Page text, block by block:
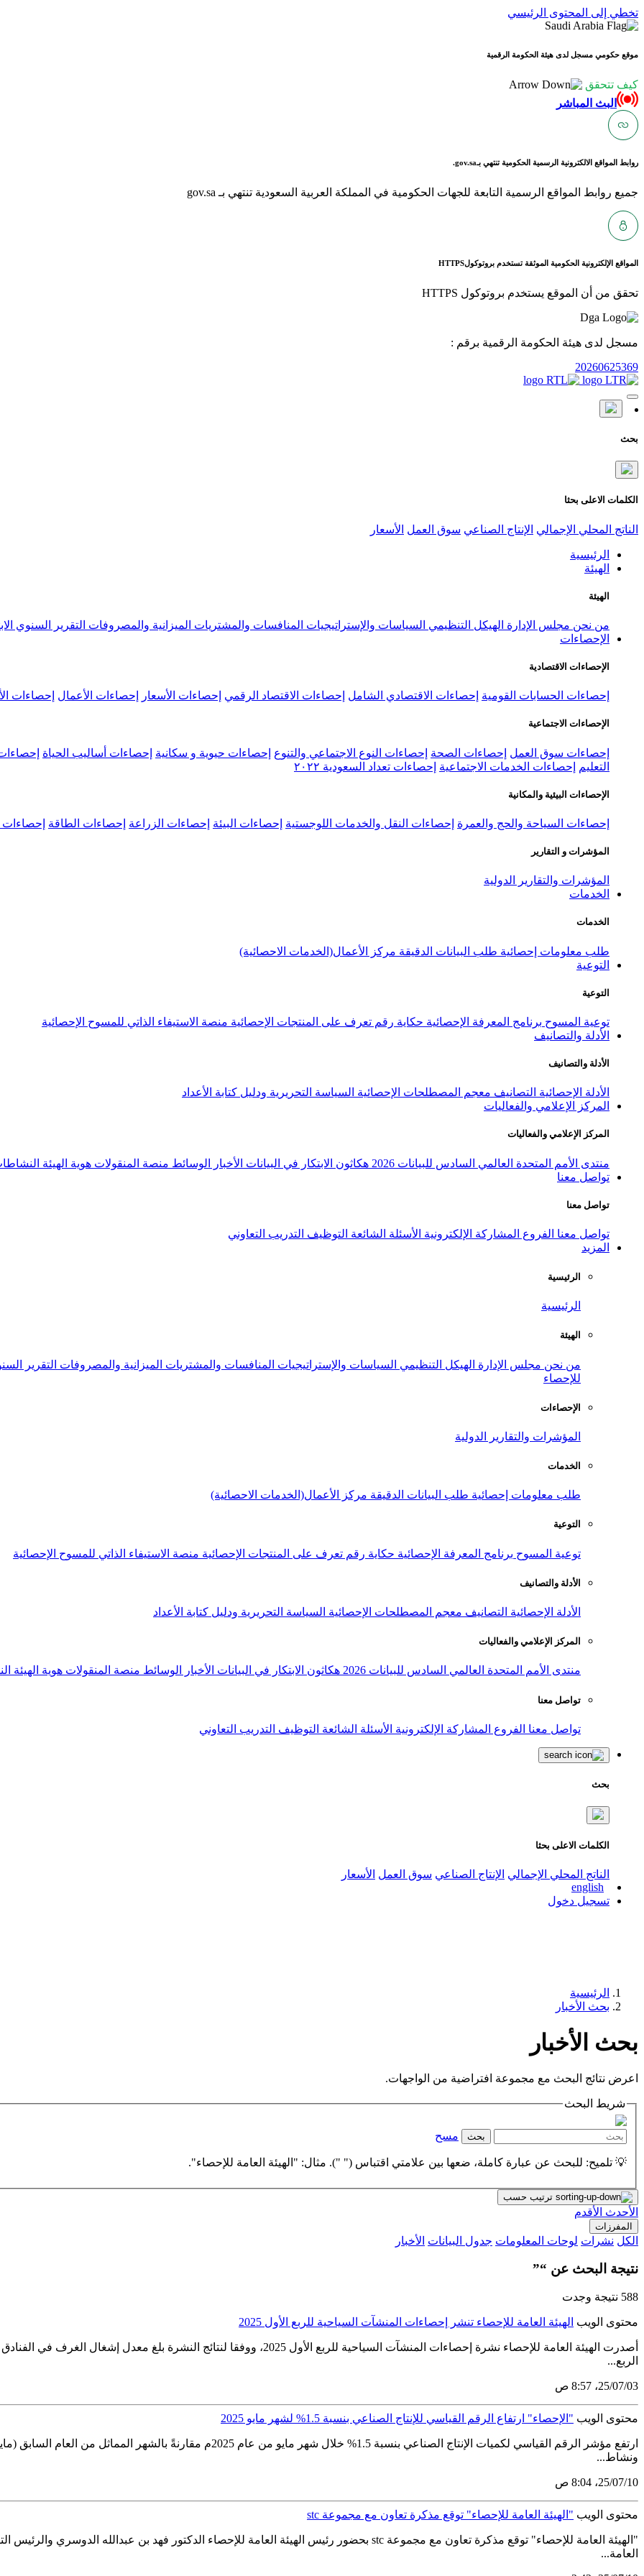
تخطي إلى المحتوى الرئيسي
موقع حكومي مسجل لدى هيئة الحكومة الرقمية
كيف تتحقق
البث المباشر
روابط المواقع الالكترونية الرسمية الحكومية تنتهي بـgov.sa.
جميع روابط المواقع الرسمية التابعة للجهات الحكومية في المملكة العربية السعودية تنتهي بـ gov.sa
المواقع الإلكترونية الحكومية الموثقة تستخدم بروتوكولHTTPS
تحقق من أن الموقع يستخدم بروتوكول HTTPS
مسجل لدى هيئة الحكومة الرقمية برقم :
20260625369
بحث
الكلمات الاعلى بحثا
الناتج المحلي الإجمالي الإنتاج الصناعي سوق العمل الأسعار
الرئيسية
الهيئة
الهيئة
من نحن مجلس الإدارة الهيكل التنظيمي السياسات والإستراتيجيات المنافسات والمشتريات الميزانية والمصروفات التقرير السنوي
الإحصاءات
الإحصاءات الاقتصادية
إحصاءات الحسابات القومية إحصاءات الاقتصادي الشامل إحصاءات الاقتصاد الرقمي إحصاءات الأسعار إحصاءات الأعمال إحصاءات
الإحصاءات الاجتماعية
إحصاءات سوق العمل إحصاءات الصحة إحصاءات النوع الاجتماعي والتنوع إحصاءات حيوية و سكانية إحصاءات أساليب الحياة
التعليم
إحصاءات الخدمات الاجتماعية إحصاءات تعداد السعودية ٢٠٢٢
الإحصاءات البيئية والمكانية
إحصاءات السياحة والحج والعمرة إحصاءات النقل والخدمات اللوجستية إحصاءات البيئة إحصاءات الزراعة إحصاءات الطاقة إحصاءات
المؤشرات و التقارير
المؤشرات والتقارير الدولية
الخدمات
الخدمات
طلب معلومات إحصائية طلب البيانات الدقيقة مركز الأعمال(الخدمات الاحصائية)
التوعية
التوعية
توعية المسوح برنامج المعرفة الإحصائية حكاية رقم تعرف على المنتجات الإحصائية منصة الاستيفاء الذاتي للمسوح الإحصائية
الأدلة والتصانيف
الأدلة والتصانيف
الأدلة الإحصائية التصانيف معجم المصطلحات الإحصائية السياسة التحريرية ودليل كتابة الأعداد
المركز الإعلامي والفعاليات
المركز الإعلامي والفعاليات
منتدى الأمم المتحدة العالمي السادس للبيانات 2026 هكاثون الابتكار في البيانات الأخبار الوسائط منصة المنقولات هوية الهيئة
تواصل معنا
تواصل معنا
تواصل معنا الفروع المشاركة الإلكترونية الأسئلة الشائعة التوظيف التدريب التعاوني
المزيد
الرئيسية
الرئيسية
الهيئة
من نحن مجلس الإدارة الهيكل التنظيمي السياسات والإستراتيجيات المنافسات والمشتريات الميزانية والمصروفات التقرير
للإحصاء
الإحصاءات
المؤشرات والتقارير الدولية
الخدمات
طلب معلومات إحصائية طلب البيانات الدقيقة مركز الأعمال(الخدمات الاحصائية)
التوعية
توعية المسوح برنامج المعرفة الإحصائية حكاية رقم تعرف على المنتجات الإحصائية منصة الاستيفاء الذاتي للمسوح الإحصائية
الأدلة والتصانيف
الأدلة الإحصائية التصانيف معجم المصطلحات الإحصائية السياسة التحريرية ودليل كتابة الأعداد
المركز الإعلامي والفعاليات
منتدى الأمم المتحدة العالمي السادس للبيانات 2026 هكاثون الابتكار في البيانات الأخبار الوسائط منصة المنقولات هوية الهيئة
تواصل معنا
تواصل معنا الفروع المشاركة الإلكترونية الأسئلة الشائعة التوظيف التدريب التعاوني
بحث
الكلمات الاعلى بحثا
الناتج المحلي الإجمالي الإنتاج الصناعي سوق العمل الأسعار
english
تسجيل دخول
الرئيسية
بحث الأخبار
بحث الأخبار
اعرض نتائج البحث مع مجموعة افتراضية من الواجهات.
شريط البحث
بحث مسح
💡 تلميح: للبحث عن عبارة كاملة، ضعها بين علامتي اقتباس (" "). مثال: "الهيئة العامة للإحصاء".
ترتيب حسب
الأحدث الأقدم
المفرزات
الكل نشرات لوحات المعلومات جدول البيانات الأخبار
نتيجة البحث عن “”
588 نتيجة وجدت
محتوى الويب الهيئة العامة للإحصاء تنشر إحصاءات المنشآت السياحية للربع الأول 2025
الربع...
03‏/07‏/25، 8:57 ص
محتوى الويب "الإحصاء" ارتفاع الرقم القياسي للإنتاج الصناعي بنسبة 1.5% لشهر مايو 2025
ونشاط...
10‏/07‏/25، 8:04 ص
محتوى الويب "الهيئة العامة للإحصاء" توقع مذكرة تعاون مع مجموعة stc
العامة...